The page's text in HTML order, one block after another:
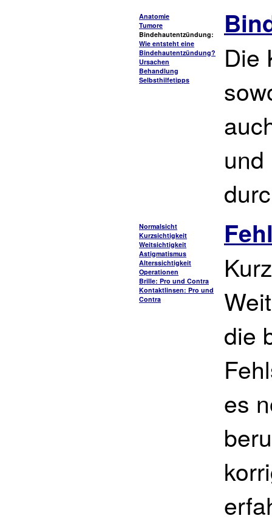
Anatomie
Tumore
Bindehautentzündung:
Wie entsteht eine
Bindehautentzündung?
Ursachen
Behandlung
Selbsthilfetipps
Die
Normalsicht
Kurzsichtigkeit
Weitsichtigkeit
Astigmatismus
Alterssichtigkeit
Operationen
Brille: Pro und Contra
Kontaktlinsen: Pro und
Contra
die
es